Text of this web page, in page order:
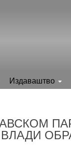
Издаваштво